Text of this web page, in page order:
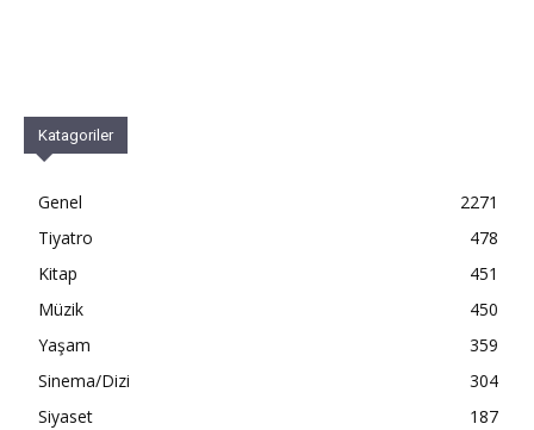
Katagoriler
Genel
2271
Tiyatro
478
Kitap
451
Müzik
450
Yaşam
359
Sinema/Dizi
304
Siyaset
187